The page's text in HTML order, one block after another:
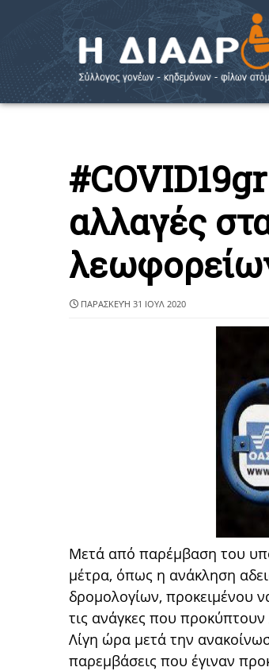
αλλαγές
ΠΑΡΑΣΚΕΥΉ 31 ΙΟΥΛ 2020
Μετά από παρέμβαση του
μέτρα, όπως η ανάκληση
δρομολογίων, προκειμένου
τις ανάγκες που
Λίγη ώρα μετά την
παρεμβάσεις που έγιναν